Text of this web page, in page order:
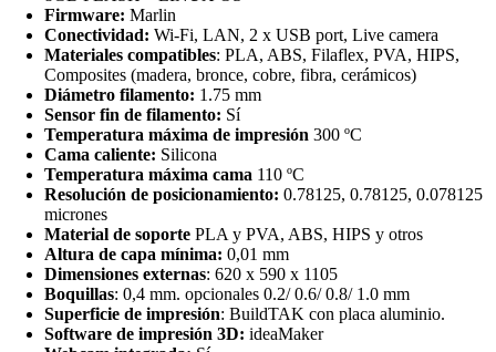
Firmware: Marlin
Conectividad: Wi-Fi, LAN, 2 x USB port, Live camera
Materiales compatibles: PLA, ABS, Filaflex, PVA, HIPS,
Composites (madera, bronce, cobre, fibra, cerámicos)
Diámetro filamento: 1.75 mm
Sensor fin de filamento: Sí
Temperatura máxima de impresión 300 ºC
Cama caliente: Silicona
Temperatura máxima cama 110 ºC
Resolución de posicionamiento: 0.78125, 0.78125, 0.078125
micrones
Material de soporte PLA y PVA, ABS, HIPS y otros
Altura de capa mínima: 0,01 mm
Dimensiones externas: 620 x 590 x 1105
Boquillas: 0,4 mm. opcionales 0.2/ 0.6/ 0.8/ 1.0 mm
Superficie de impresión: BuildTAK con placa aluminio.
Software de impresión 3D: ideaMaker